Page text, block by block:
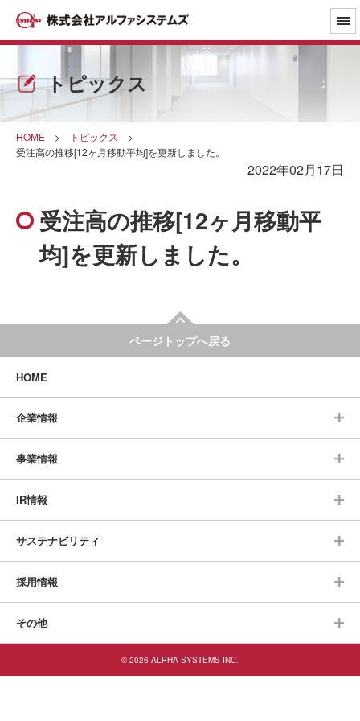
トピックス
HOME > トピックス
>
受注高の推移[12ヶ月移動平均]を更新しました。
2022年02月17日
受注高の推移[12ヶ月移動平
均]を更新しました。
ページトップへ戻る
HOME
企業情報
事業情報
IR情報
サステナビリティ
採用情報
その他
© 2026 ALPHA SYSTEMS INC.